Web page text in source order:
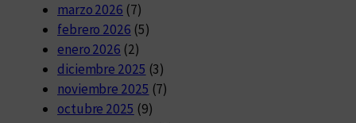
marzo 2026 (7)
febrero 2026 (5)
enero 2026 (2)
diciembre 2025 (3)
noviembre 2025 (7)
octubre 2025 (9)